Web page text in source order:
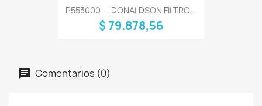
P553000 - [DONALDSON FILTRO...
$ 79.878,56
Comentarios (0)